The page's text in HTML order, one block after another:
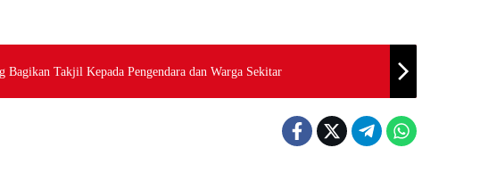
Bagikan Takjil Kepada Pengendara dan Warga Sekitar